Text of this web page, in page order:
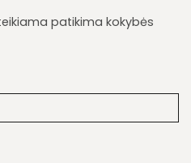
patikima kokybės